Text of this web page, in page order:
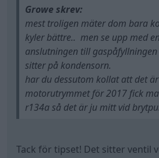
Growe skrev:
mest troligen mäter dom bara
kyler bättre.. men se upp med
anslutningen till
sitter på kondensorn.
har du dessutom kollat att det
motorutrymmet för 2017 fick
r134a så det är ju mitt vid
Tack för tipset! Det sitter ventil